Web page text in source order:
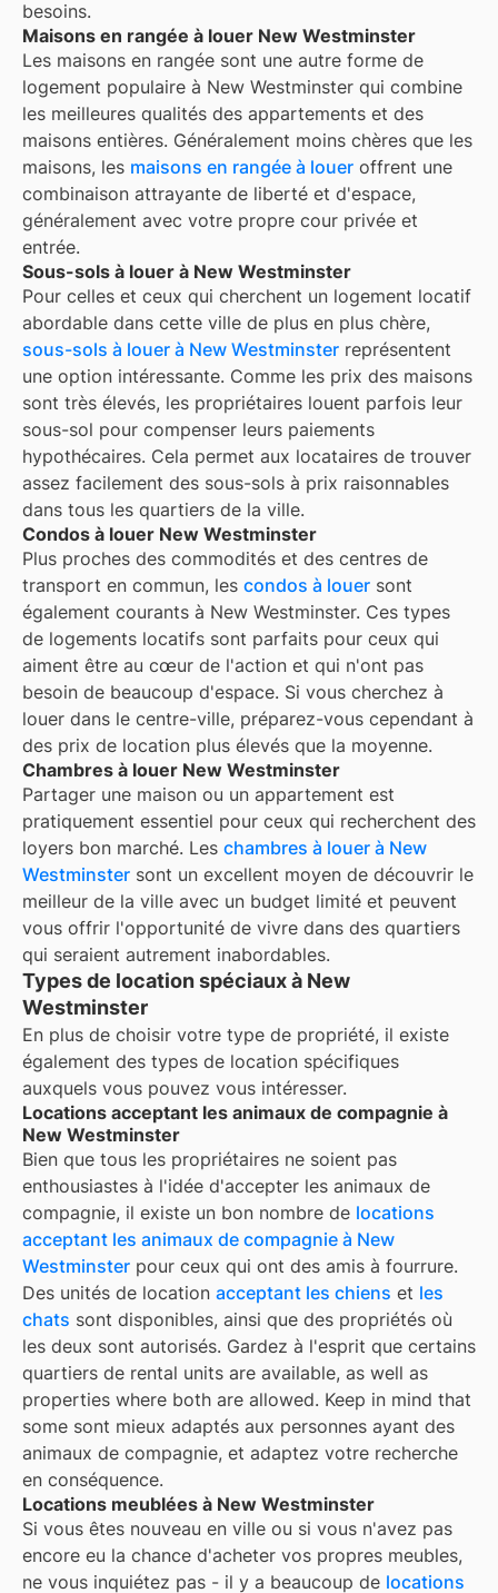
besoins.
Maisons en rangée à louer New Westminster
Les maisons en rangée sont une autre forme de
logement populaire à New Westminster qui combine
les meilleures qualités des appartements et des
maisons entières. Généralement moins chères que les
maisons, les maisons en rangée à louer offrent une
combinaison attrayante de liberté et d'espace,
généralement avec votre propre cour privée et
entrée.
Sous-sols à louer à New Westminster
Pour celles et ceux qui cherchent un logement locatif
abordable dans cette ville de plus en plus chère,
sous-sols à louer à New Westminster représentent
une option intéressante. Comme les prix des maisons
sont très élevés, les propriétaires louent parfois leur
sous-sol pour compenser leurs paiements
hypothécaires. Cela permet aux locataires de trouver
assez facilement des sous-sols à prix raisonnables
dans tous les quartiers de la ville.
Condos à louer New Westminster
Plus proches des commodités et des centres de
transport en commun, les condos à louer sont
également courants à New Westminster. Ces types
de logements locatifs sont parfaits pour ceux qui
aiment être au cœur de l'action et qui n'ont pas
besoin de beaucoup d'espace. Si vous cherchez à
louer dans le centre-ville, préparez-vous cependant à
des prix de location plus élevés que la moyenne.
Chambres à louer New Westminster
Partager une maison ou un appartement est
pratiquement essentiel pour ceux qui recherchent des
loyers bon marché. Les chambres à louer à New
Westminster sont un excellent moyen de découvrir le
meilleur de la ville avec un budget limité et peuvent
vous offrir l'opportunité de vivre dans des quartiers
qui seraient autrement inabordables.
Types de location spéciaux à New
Westminster
En plus de choisir votre type de propriété, il existe
également des types de location spécifiques
auxquels vous pouvez vous intéresser.
Locations acceptant les animaux de compagnie à
New Westminster
Bien que tous les propriétaires ne soient pas
enthousiastes à l'idée d'accepter les animaux de
compagnie, il existe un bon nombre de locations
acceptant les animaux de compagnie à New
Westminster pour ceux qui ont des amis à fourrure.
Des unités de location acceptant les chiens et les
chats sont disponibles, ainsi que des propriétés où
les deux sont autorisés. Gardez à l'esprit que certains
quartiers de rental units are available, as well as
properties where both are allowed. Keep in mind that
some sont mieux adaptés aux personnes ayant des
animaux de compagnie, et adaptez votre recherche
en conséquence.
Locations meublées à New Westminster
Si vous êtes nouveau en ville ou si vous n'avez pas
encore eu la chance d'acheter vos propres meubles,
ne vous inquiétez pas - il y a beaucoup de locations